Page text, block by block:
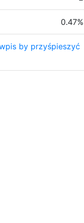
0.47%
by przyśpieszyć